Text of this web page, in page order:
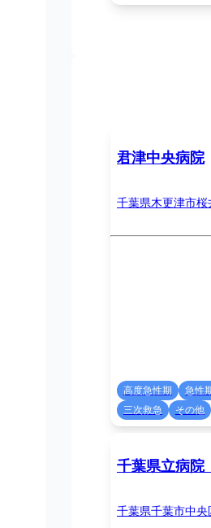
君津中央病院
千葉県木更津市
高度急性期 急性
三次救急
その他
千葉県立病院
千葉県千葉市中央